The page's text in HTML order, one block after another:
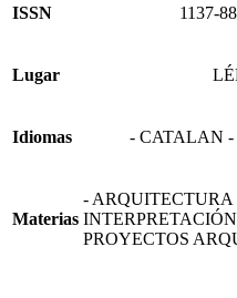
ISSN 1137-
Lugar
Idiomas - CATALAN -
Materias
-
PROYECTOS